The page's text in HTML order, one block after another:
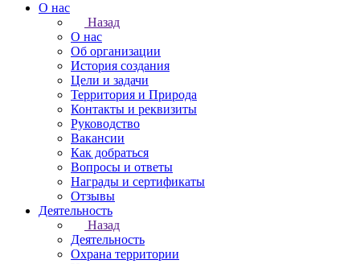
О нас
Назад
О нас
Об организации
История создания
Цели и задачи
Территория и Природа
Контакты и реквизиты
Руководство
Вакансии
Как добраться
Вопросы и ответы
Награды и сертификаты
Отзывы
Деятельность
Назад
Деятельность
Охрана территории